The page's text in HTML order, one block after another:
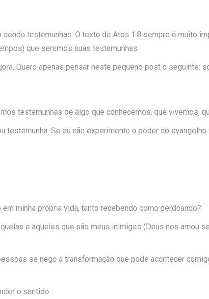
testemunhas. O texto de Atos 1.8 sempre é muito
que seremos suas testemunhas.
Quero apenas pensar neste pequeno post o seguinte:
testemunhas de algo que conhecemos, que vivemos,
Se eu não experimento o poder do
minha própria vida, tanto recebendo como perdoando?
e aqueles que são meus inimigos (Deus nos amou
se nego a transformação que pode acontecer
o sentido.